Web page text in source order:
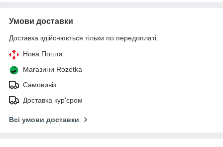
Умови доставки
Доставка здійснюється тільки по передоплаті.
Нова Пошта
Магазини Rozetka
Самовивіз
Доставка кур'єром
Всі умови доставки